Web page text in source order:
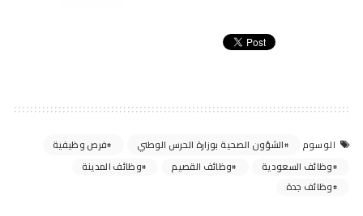
الوسوم الشؤون الصحية بوزارة الحرس الوطني
فرص وظيفية
وظائف السعودية
وظائف القصيم
وظائف المدينة
وظائف جدة